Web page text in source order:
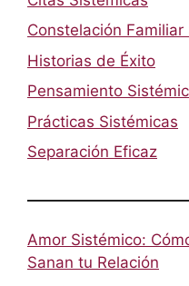
Constelación Familiar
Historias de Éxito
Pensamiento
Prácticas Sistémicas
Separación Eficaz
Amor Sistémico:
Sanan tu Relación